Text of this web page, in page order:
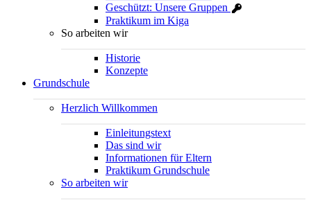
Geschützt: Unsere Gruppen
Praktikum im Kiga
So arbeiten wir
Historie
Konzepte
Grundschule
Herzlich Willkommen
Einleitungstext
Das sind wir
Informationen für Eltern
Praktikum Grundschule
So arbeiten wir